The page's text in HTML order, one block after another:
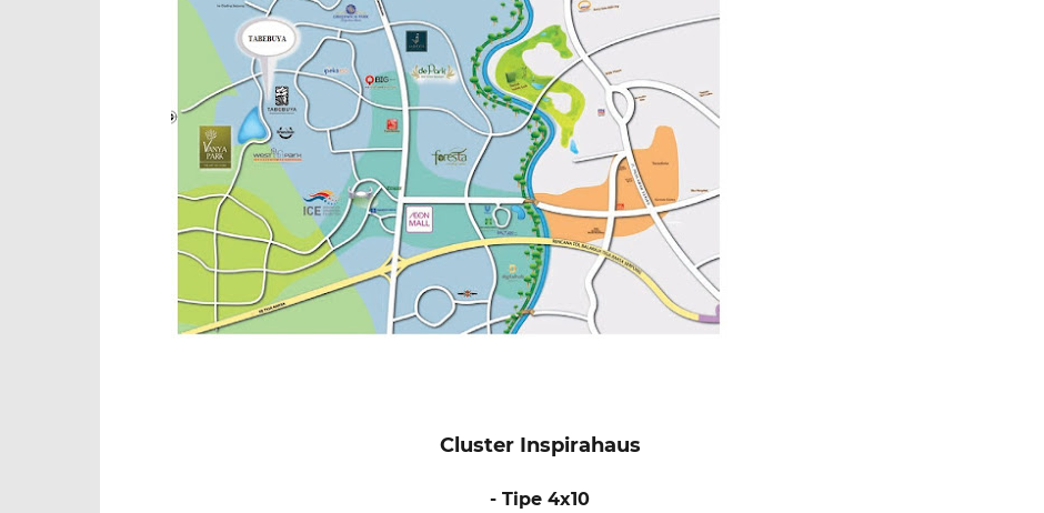
Cluster Inspirahaus
- Tipe 4x10